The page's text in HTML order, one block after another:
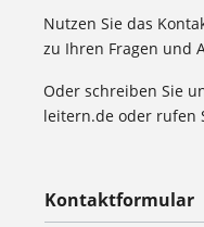
Nutzen Sie das
zu Ihren Fragen und
Oder schreiben Sie
leitern.de oder rufen
Kontaktformular